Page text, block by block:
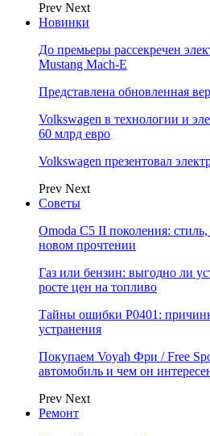
Prev Next
Новинки
До премьеры рассекречен
Mustang Mach-E
Представлена обновленная
Volkswagen в технологии и
60 млрд евро
Volkswagen презентовал
Prev Next
Советы
Omoda C5 II поколения:
новом прочтении
Газ или бензин: выгодно ли
росте цен на топливо
Тайны ошибки P0401:
устранения
Покупаем Voyah Фри / Free
автомобиль и чем он
Prev Next
Ремонт